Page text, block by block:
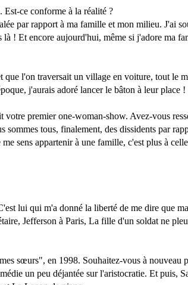
ce conforme à la réalité ?
par rapport à ma famille et mon milieu.
! Et encore aujourd'hui, même si j'adore ma
que l'on traversait un village en voiture, tout le
j'aurais adoré lancer le bâton à leur place !
premier one-woman-show. Avez-vous
sommes tous, finalement, des dissidents par
sens appartenir à une famille, c'est plus à
lui qui m'a donné la liberté de me dire que
Jefferson à Paris, La fille d'un soldat ne
sœurs", en 1998. Souhaitez-vous à nouveau
un peu déjantée sur l'aristocratie. Et puis,